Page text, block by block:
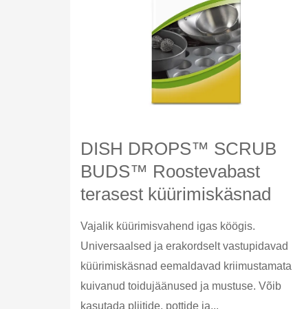
DISH DROPS™ SCRUB
BUDS™ Roostevabast
terasest küürimiskäsnad
Vajalik küürimisvahend igas köögis.
Universaalsed ja erakordselt vastupidavad
küürimiskäsnad eemaldavad kriimustamata
kuivanud toidujäänused ja mustuse. Võib
kasutada pliitide, pottide ja...